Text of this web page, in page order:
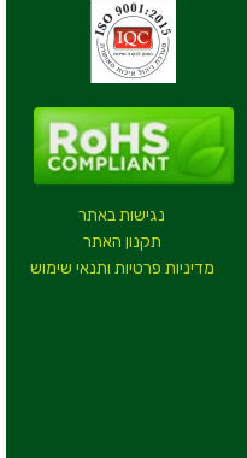
נגישות באתר
תקנון האתר
מדיניות פרטיות ותנאי שימוש